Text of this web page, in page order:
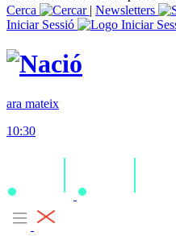
Cerca
| Newsletters
Iniciar Sessió
ara mateix
10:30